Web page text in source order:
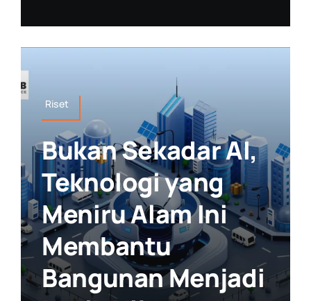
Riset
Bukan Sekadar AI,
Teknologi yang
Meniru Alam Ini
Membantu
Bangunan Menjadi